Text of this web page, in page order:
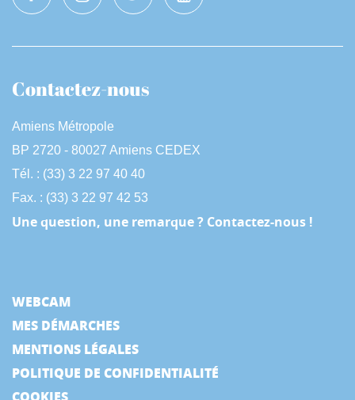
Contactez-nous
Amiens Métropole
BP 2720 - 80027 Amiens CEDEX
Tél. : (33) 3 22 97 40 40
Fax. : (33) 3 22 97 42 53
Une question, une remarque ? Contactez-nous !
WEBCAM
MES DÉMARCHES
MENTIONS LÉGALES
POLITIQUE DE CONFIDENTIALITÉ
COOKIES